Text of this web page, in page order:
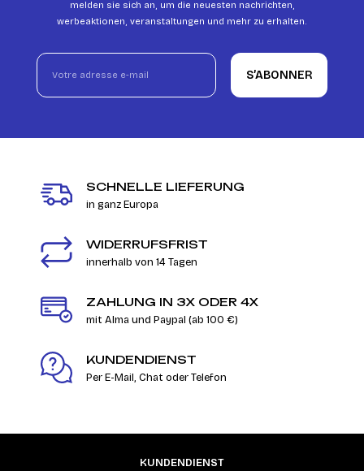
melden sie sich an, um die neuesten nachrichten,
werbeaktionen, veranstaltungen und mehr zu erhalten.
S’ABONNER
SCHNELLE LIEFERUNG
in ganz Europa
WIDERRUFSFRIST
innerhalb von 14 Tagen
ZAHLUNG IN 3X ODER 4X
mit Alma und Paypal (ab 100 €)
KUNDENDIENST
Per E-Mail, Chat oder Telefon
KUNDENDIENST